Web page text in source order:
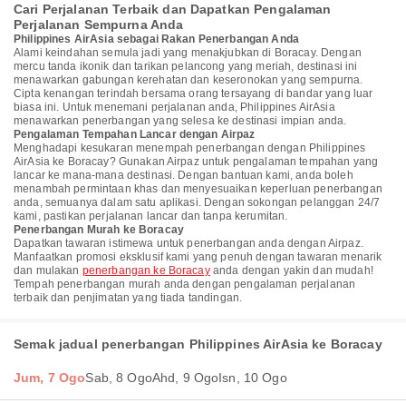
Cari Perjalanan Terbaik dan Dapatkan Pengalaman
Perjalanan Sempurna Anda
Philippines AirAsia sebagai Rakan Penerbangan Anda
Alami keindahan semula jadi yang menakjubkan di Boracay. Dengan
mercu tanda ikonik dan tarikan pelancong yang meriah, destinasi ini
menawarkan gabungan kerehatan dan keseronokan yang sempurna.
Cipta kenangan terindah bersama orang tersayang di bandar yang luar
biasa ini. Untuk menemani perjalanan anda, Philippines AirAsia
menawarkan penerbangan yang selesa ke destinasi impian anda.
Pengalaman Tempahan Lancar dengan Airpaz
Menghadapi kesukaran menempah penerbangan dengan Philippines
AirAsia ke Boracay? Gunakan Airpaz untuk pengalaman tempahan yang
lancar ke mana-mana destinasi. Dengan bantuan kami, anda boleh
menambah permintaan khas dan menyesuaikan keperluan penerbangan
anda, semuanya dalam satu aplikasi. Dengan sokongan pelanggan 24/7
kami, pastikan perjalanan lancar dan tanpa kerumitan.
Penerbangan Murah ke Boracay
Dapatkan tawaran istimewa untuk penerbangan anda dengan Airpaz.
Manfaatkan promosi eksklusif kami yang penuh dengan tawaran menarik
dan mulakan penerbangan ke Boracayanda dengan yakin dan mudah!
Tempah penerbangan murah anda dengan pengalaman perjalanan
terbaik dan penjimatan yang tiada tandingan.
Semak jadual penerbangan Philippines AirAsia ke Boracay
Jum, 7 OgoSab, 8 OgoAhd, 9 OgoIsn, 10 Ogo